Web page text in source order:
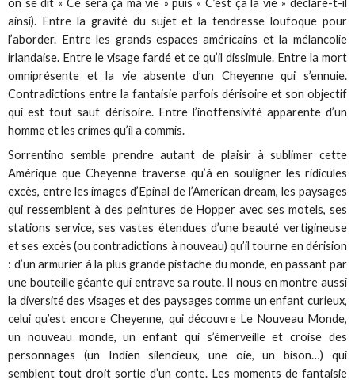
on se dit « Ce sera ça ma vie » puis « C’est ça la vie » déclare-t-il
ainsi). Entre la gravité du sujet et la tendresse loufoque pour
l’aborder. Entre les grands espaces américains et la mélancolie
irlandaise. Entre le visage fardé et ce qu’il dissimule. Entre la mort
omniprésente et la vie absente d’un Cheyenne qui s’ennuie.
Contradictions entre la fantaisie parfois dérisoire et son objectif
qui est tout sauf dérisoire. Entre l’inoffensivité apparente d’un
homme et les crimes qu’il a commis.
Sorrentino semble prendre autant de plaisir à sublimer cette
Amérique que Cheyenne traverse qu’à en souligner les ridicules
excès, entre les images d’Epinal de l’American dream, les paysages
qui ressemblent à des peintures de Hopper avec ses motels, ses
stations service, ses vastes étendues d’une beauté vertigineuse
et ses excès (ou contradictions à nouveau) qu’il tourne en dérision
: d’un armurier à la plus grande pistache du monde, en passant par
une bouteille géante qui entrave sa route. Il nous en montre aussi
la diversité des visages et des paysages comme un enfant curieux,
celui qu’est encore Cheyenne, qui découvre Le Nouveau Monde,
un nouveau monde, un enfant qui s’émerveille et croise des
personnages (un Indien silencieux, une oie, un bison…) qui
semblent tout droit sortie d’un conte. Les moments de fantaisie